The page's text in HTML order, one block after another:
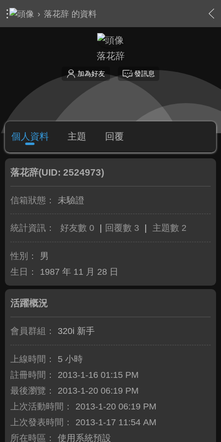
› 落花辞 的資料
落花辞
加為好友 發訊息
個人資料 主題 回覆
落花辞(UID: 2524973)
信箱狀態： 未驗證
統計資訊： 好友數 0 回覆數 3 主題數 2
性別：
男
生日：
1987 年 11 月 28 日
活躍概況
會員群組： 320i 新手
上線時間：
5 小時
註冊時間：
2013-1-16 01:15 PM
最後瀏覽：
2013-1-20 06:19 PM
上次活動時間：
2013-1-20 06:19 PM
上次發表時間：
2013-1-17 11:54 AM
所在時區：
使用系統預設